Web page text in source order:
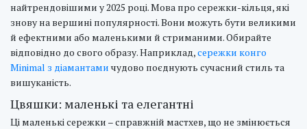
найтрендовішими у 2025 році. Мова про сережки-кільця, які
знову на вершині популярності. Вони можуть бути великими
й ефектними або маленькими й стриманими. Обирайте
відповідно до свого образу. Наприклад,сережки конго
Minimal з діамантами чудово поєднують сучасний стиль та
вишуканість.
Цвяшки: маленькі та елегантні
Ці маленькі сережки – справжній мастхев, що не змінюється